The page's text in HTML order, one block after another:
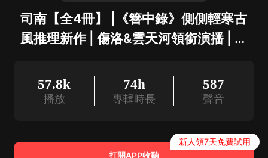
司南【全4冊】 |《簪中錄》側側輕寒古
風推理新作 | 傷洛&雲天河領銜演播 | 懸
57.8k
播放
74h
專輯時長
587
聲音
打開APP收聽
新人領7天免費試用